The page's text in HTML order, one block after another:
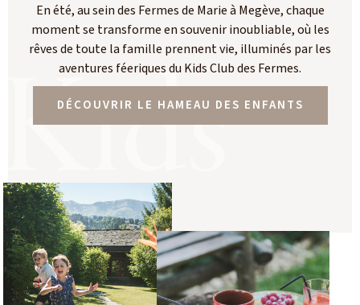
Kids
En été, au sein des Fermes de Marie à Megève, chaque
moment se transforme en souvenir inoubliable, où les
rêves de toute la famille prennent vie, illuminés par les
aventures féeriques du Kids Club des Fermes.
DÉCOUVRIR LE HAMEAU DES ENFANTS